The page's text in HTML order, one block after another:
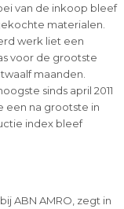
van de inkoop bleef
materialen.
werk liet een
voor de grootste
maanden.
sinds april 2011
een na grootste in
index bleef
ABN AMRO, zegt in